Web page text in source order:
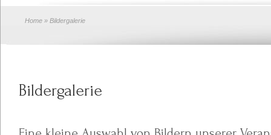
Home » Bildergalerie
Bildergalerie